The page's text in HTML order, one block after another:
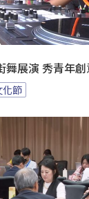
舞展演 秀青年創
節